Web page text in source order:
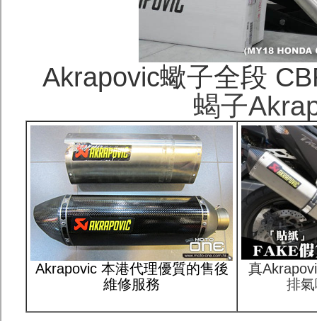
Akrapovic蠍子全段
蝎子
Akrapovic 本港代理優質的售後
維修服務
真
排